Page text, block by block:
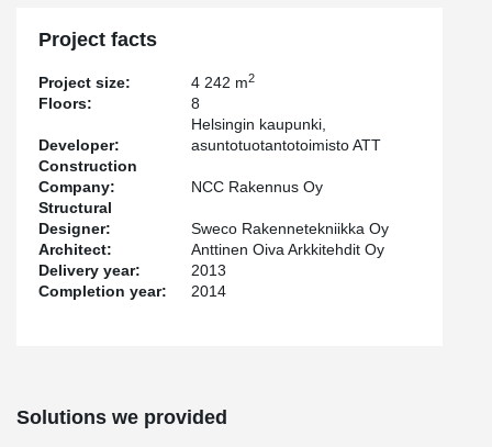
Project facts
Project size: 4 242 m2
Floors: 8
Developer:
Helsingin kaupunki,
asuntotuotantotoimisto ATT
Construction
Company:
NCC Rakennus Oy
Structural
Designer:
Sweco Rakennetekniikka Oy
Architect:
Anttinen Oiva Arkkitehdit Oy
Delivery year:
2013
Completion year:
2014
Solutions we provided